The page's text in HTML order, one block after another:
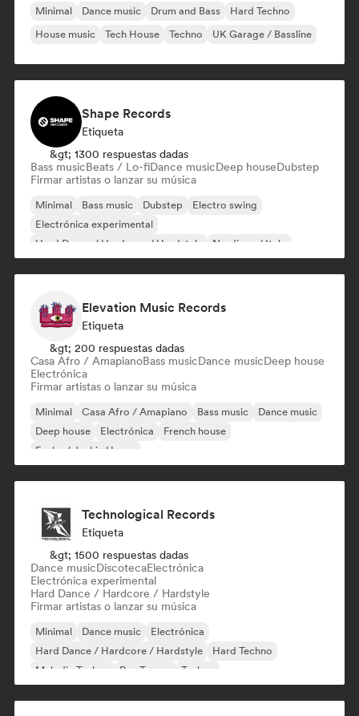
Minimal Dance music Drum and Bass
Hard Techno
House music
Tech House Techno UK Garage / Bassline
Shape Records
Etiqueta
&gt; 1300 respuestas dadas
Bass musicBeats / Lo-fiDance musicDeep houseDubstep
Firmar artistas o lanzar su música
Minimal Bass music Dubstep
Electro swing
Electrónica experimental
Hard Dance / Hardcore / Hardstyle
Nu-disco / Italo
Elevation Music Records
Etiqueta
&gt; 200 respuestas dadas
Casa Afro / AmapianoBass musicDance musicDeep house
Electrónica
Firmar artistas o lanzar su música
Minimal Casa Afro / Amapiano Bass music
Dance music
Deep house
Electrónica
French house
Funky / Jackin House
Technological Records
Etiqueta
&gt; 1500 respuestas dadas
Dance musicDiscotecaElectrónica
Electrónica experimental
Hard Dance / Hardcore / Hardstyle
Firmar artistas o lanzar su música
Minimal Dance music
Electrónica
Hard Dance / Hardcore / Hardstyle
Hard Techno
Melodic Techno
Psy-Trance Techno